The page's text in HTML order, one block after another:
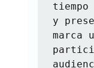
y
marca